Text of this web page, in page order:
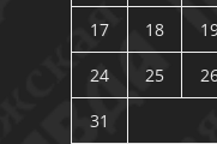
17
18
24
25
31